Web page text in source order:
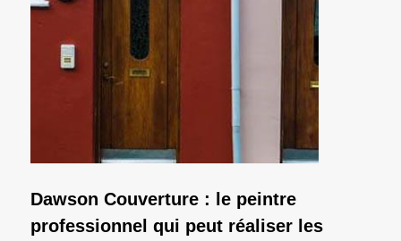
Dawson Couverture : le peintre
professionnel qui peut réaliser les